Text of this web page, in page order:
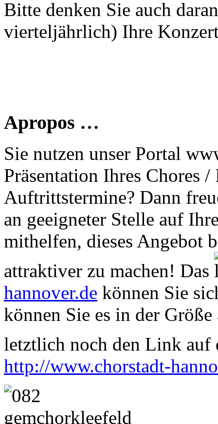
Bitte denken Sie auch
vierteljährlich) Ihre
Apropos …
Sie nutzen unser Portal
Präsentation Ihres Chores
Auftrittstermine? Dann
an geeigneter Stelle auf
mithelfen, dieses Angebot
attraktiver zu machen! Das
hannover.de können Sie
können Sie es in der
letztlich noch den Link auf
http://www.chorstadt-